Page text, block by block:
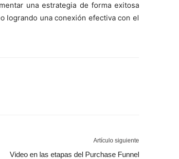
una estrategia de forma exitosa
logrando una conexión efectiva con el
Artículo siguiente
Video en las etapas del Purchase Funnel